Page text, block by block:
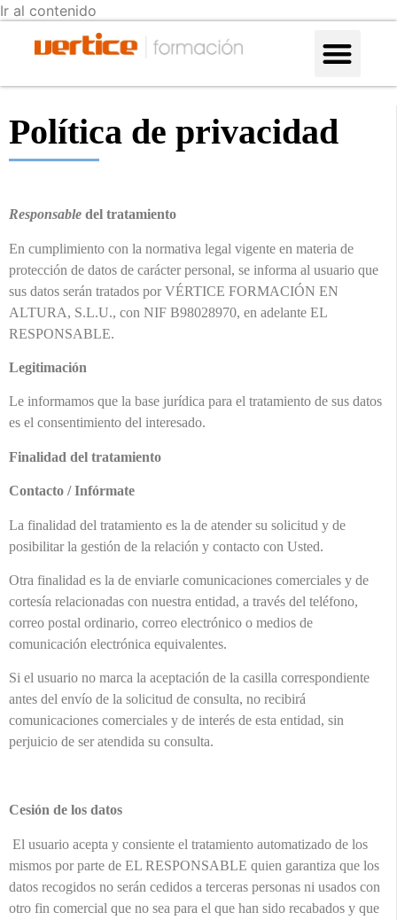
Ir al contenido
Política de privacidad
Responsable del tratamiento
En cumplimiento con la normativa legal vigente en materia de
protección de datos de carácter personal, se informa al usuario que
sus datos serán tratados por VÉRTICE FORMACIÓN EN
ALTURA, S.L.U., con NIF B98028970, en adelante EL
RESPONSABLE.
Legitimación
Le informamos que la base jurídica para el tratamiento de sus datos
es el consentimiento del interesado.
Finalidad del tratamiento
Contacto / Infórmate
La finalidad del tratamiento es la de atender su solicitud y de
posibilitar la gestión de la relación y contacto con Usted.
Otra finalidad es la de enviarle comunicaciones comerciales y de
cortesía relacionadas con nuestra entidad, a través del teléfono,
correo postal ordinario, correo electrónico o medios de
comunicación electrónica equivalentes.
Si el usuario no marca la aceptación de la casilla correspondiente
antes del envío de la solicitud de consulta, no recibirá
comunicaciones comerciales y de interés de esta entidad, sin
perjuicio de ser atendida su consulta.
Cesión de los datos
El usuario acepta y consiente el tratamiento automatizado de los
mismos por parte de EL RESPONSABLE quien garantiza que los
datos recogidos no serán cedidos a terceras personas ni usados con
otro fin comercial que no sea para el que han sido recabados y que